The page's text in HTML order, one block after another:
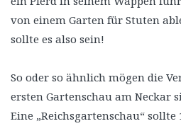
von einem Garten für Stuten
sollte es also sein!
So oder so ähnlich mögen die
ersten Gartenschau am Neckar
Eine „Reichsgartenschau“